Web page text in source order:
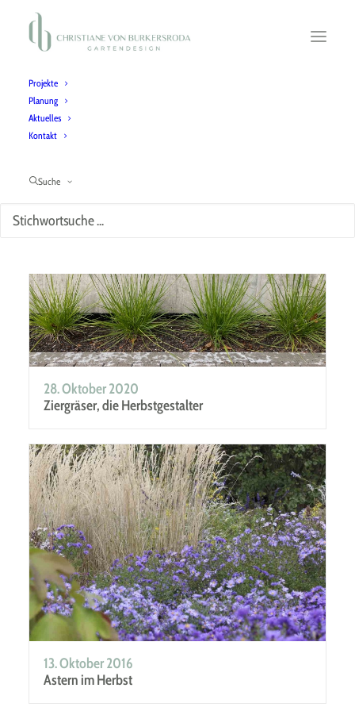
Projekte
Planung
Aktuelles
Kontakt
Suche
28. Oktober 2020
Ziergräser, die Herbstgestalter
13. Oktober 2016
Astern im Herbst